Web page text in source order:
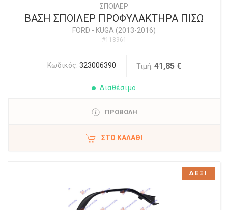
ΣΠΟΙΛΕΡ
ΒΑΣΗ ΣΠΟΙΛΕΡ ΠΡΟΦΥΛΑΚΤΗΡΑ ΠΙΣΩ
FORD - KUGA (2013-2016)
#118961
Κωδικός: 323006390 Τιμή: 41,85 €
Διαθέσιμο
ΠΡΟΒΟΛΗ
ΣΤΟ ΚΑΛΆΘΙ
ΔΕΞΙ